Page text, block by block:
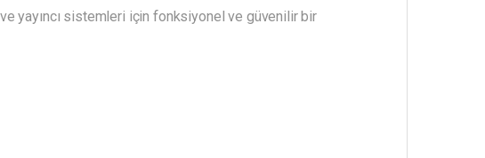
yayıncı sistemleri için fonksiyonel ve güvenilir bir